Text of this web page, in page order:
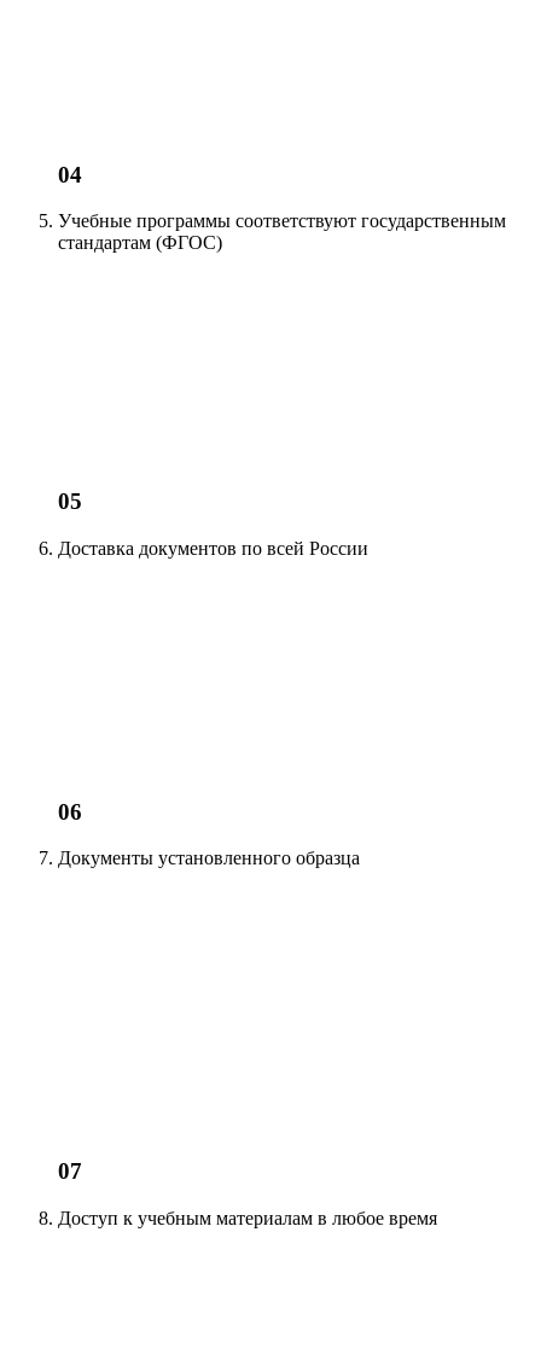
04
Учебные программы соответствуют государственным
стандартам (ФГОС)
05
Доставка документов по всей России
06
Документы установленного образца
07
Доступ к учебным материалам в любое время